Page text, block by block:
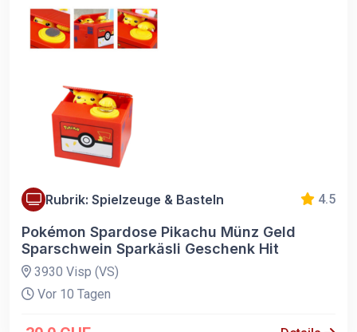
Rubrik: Spielzeuge & Basteln 4.5
Pokémon Spardose Pikachu Münz Geld
Sparschwein Sparkäsli Geschenk Hit
3930 Visp (VS)
Vor 10 Tagen